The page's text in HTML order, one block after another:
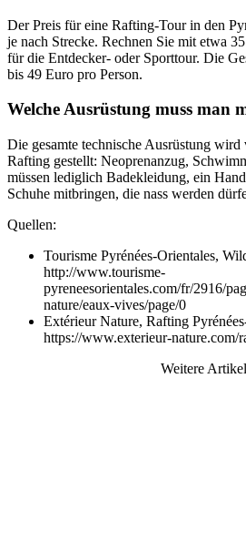
Der Preis für eine Rafting-Tour in den
je nach Strecke. Rechnen Sie mit etwa
für die Entdecker- oder Sporttour. Die
bis 49 Euro pro Person.
Welche Ausrüstung muss man
Die gesamte technische Ausrüstung
Rafting gestellt: Neoprenanzug,
müssen lediglich Badekleidung, ein
Schuhe mitbringen, die nass werden
Quellen:
Tourisme Pyrénées-Orientales,
http://www.tourisme-
pyreneesorientales.com/fr/2916/
nature/eaux-vives/page/0
Extérieur Nature, Rafting
https://www.exterieur-nature.com/
Weitere Artikel